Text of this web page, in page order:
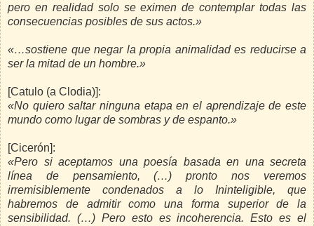
pero en realidad solo se eximen de contemplar todas las
consecuencias posibles de sus actos.»
«…sostiene que negar la propia animalidad es reducirse a
ser la mitad de un hombre.»
[Catulo (a Clodia)]:
«No quiero saltar ninguna etapa en el aprendizaje de este
mundo como lugar de sombras y de espanto.»
[Cicerón]:
«Pero si aceptamos una poesía basada en una secreta
línea de pensamiento, (…) pronto nos veremos
irremisiblemente condenados a lo Ininteligible, que
habremos de admitir como una forma superior de la
sensibilidad. (…) Pero esto es incoherencia. Esto es el